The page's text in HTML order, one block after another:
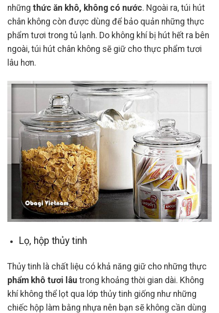
những thức ăn khô, không có nước. Ngoài ra, túi hút
chân không còn được dùng để bảo quản những thực
phẩm tươi trong tủ lạnh. Do không khí bị hút hết ra bên
ngoài, túi hút chân không sẽ giữ cho thực phẩm tươi
lâu hơn.
Lọ, hộp thủy tinh
Thủy tinh là chất liệu có khả năng giữ cho những thực
phẩm khô tươi lâu trong khoảng thời gian dài. Không
khí không thể lọt qua lớp thủy tinh giống như những
chiếc hộp làm bằng nhựa nên bạn sẽ không cần dùng